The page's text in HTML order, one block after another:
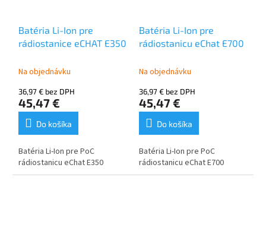
Batéria Li-Ion pre
rádiostanice eCHAT E350
Na objednávku
36,97 € bez DPH
45,47 €
Do košíka
Batéria Li-Ion pre PoC
rádiostanicu eChat E350
Batéria Li-Ion pre
rádiostanicu eChat E700
Na objednávku
36,97 € bez DPH
45,47 €
Do košíka
Batéria Li-Ion pre PoC
rádiostanicu eChat E700